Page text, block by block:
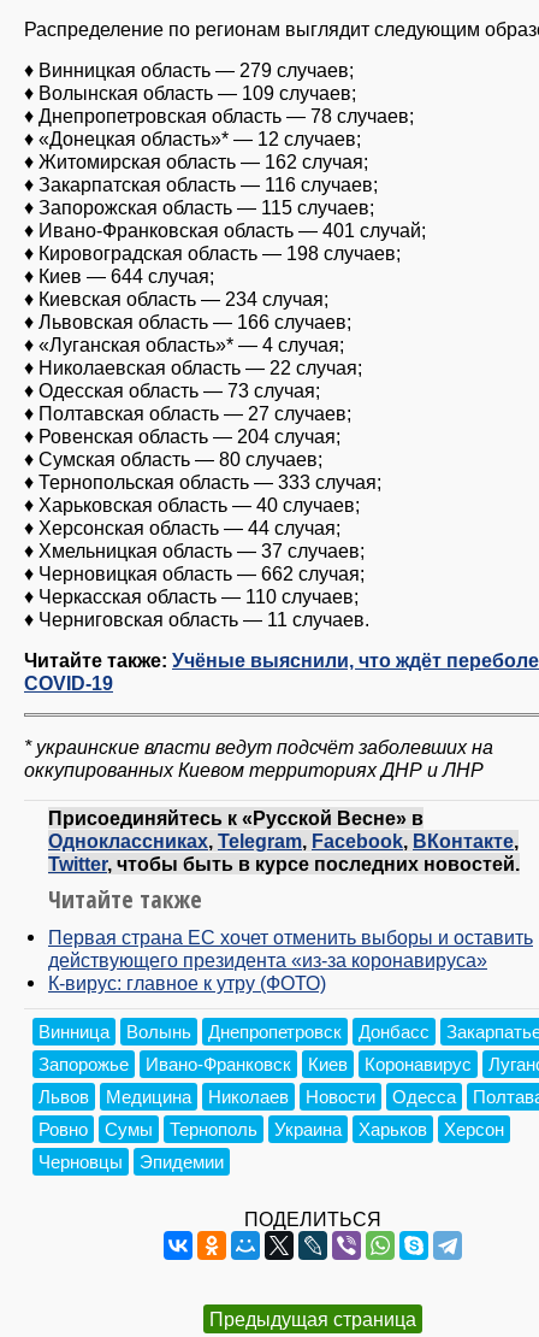
Распределение по регионам выглядит следующим
♦ Винницкая область — 279 случаев;
♦ Волынская область — 109 случаев;
♦ Днепропетровская область — 78 случаев;
♦ «Донецкая область»* — 12 случаев;
♦ Житомирская область — 162 случая;
♦ Закарпатская область — 116 случаев;
♦ Запорожская область — 115 случаев;
♦ Ивано-Франковская область — 401 случай;
♦ Кировоградская область — 198 случаев;
♦ Киев — 644 случая;
♦ Киевская область — 234 случая;
♦ Львовская область — 166 случаев;
♦ «Луганская область»* — 4 случая;
♦ Николаевская область — 22 случая;
♦ Одесская область — 73 случая;
♦ Полтавская область — 27 случаев;
♦ Ровенская область — 204 случая;
♦ Сумская область — 80 случаев;
♦ Тернопольская область — 333 случая;
♦ Харьковская область — 40 случаев;
♦ Херсонская область — 44 случая;
♦ Хмельницкая область — 37 случаев;
♦ Черновицкая область — 662 случая;
♦ Черкасская область — 110 случаев;
♦ Черниговская область — 11 случаев.
Читайте также: Учёные выяснили, что ждёт
COVID-19
* украинские власти ведут подсчёт заболевших на
оккупированных Киевом территориях ДНР и ЛНР
Присоединяйтесь к «Русской Весне» в
Одноклассниках, Telegram, Facebook, ВКонтакте,
Twitter, чтобы быть в курсе последних новостей.
Читайте также
Первая страна ЕС хочет отменить выборы и оставить
действующего президента «из-за коронавируса»
К-вирус: главное к утру (ФОТО)
Винница Волынь Днепропетровск Донбасс
Запорожье
Ивано-Франковск Киев Коронавирус
Львов
Медицина Николаев Новости Одесса
Ровно
Сумы Тернополь Украина Харьков
Херсон
Черновцы
Эпидемии
ПОДЕЛИТЬСЯ
Предыдущая страница